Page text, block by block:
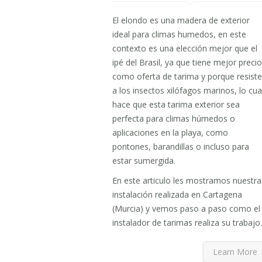
El elondo es una madera de exterior
ideal para climas humedos, en este
contexto es una elección mejor que el
ipé del Brasil, ya que tiene mejor precio
como oferta de tarima y porque resiste
a los insectos xilófagos marinos, lo
hace que esta tarima exterior sea
perfecta para climas húmedos o
aplicaciones en la playa, como
pontones, barandillas o incluso para
estar sumergida.
En este articulo les mostramos nuestra
instalación realizada en Cartagena
(Murcia) y vemos paso a paso como el
instalador de tarimas realiza su trabajo.
Learn More